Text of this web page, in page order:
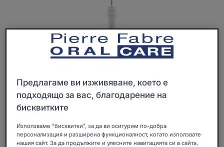
Предлагаме ви изживяване, което е
подходящо за вас, благодарение на
бисквитките
Използваме "бисквитки", за да ви осигурим по-добра
персонализация и разширена функционалност, когато използвате
нашия сайт. За да продължите и улесните навигацията си в сайта,